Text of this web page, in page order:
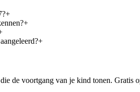
+
+
+
de voortgang van je kind tonen. Gratis